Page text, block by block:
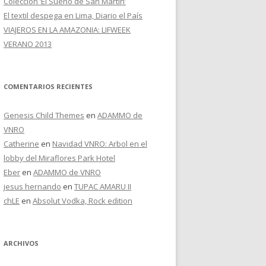
El textil despega en Lima, Diario el País
VIAJEROS EN LA AMAZONIA: LIFWEEK
VERANO 2013
COMENTARIOS RECIENTES
Genesis Child Themes en ADAMMO de
VNRO
Catherine en Navidad VNRO: Arbol en el
lobby del Miraflores Park Hotel
Eber en ADAMMO de VNRO
jesus hernando en TUPAC AMARU II
chLE en Absolut Vodka, Rock edition
ARCHIVOS